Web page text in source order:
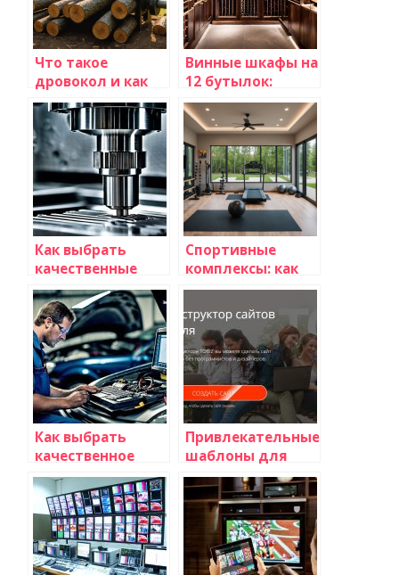
Что такое
дровокол и как
выбрать
подходящий для
ваших нужд
Винные шкафы на
12 бутылок:
элегантное
хранение вашего
вина
Как выбрать
качественные
фрезерные
патроны для
станка
Спортивные
комплексы: как
выбрать лучшее
для дома с
помощью
Доскорт
Как выбрать
качественное
диагностическое
оборудование
для
автомобилей?
Привлекательные
шаблоны для
вашего интернет-
магазина